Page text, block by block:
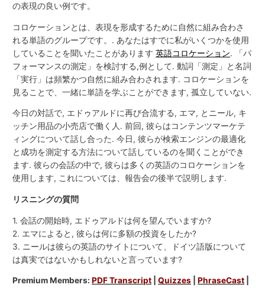
の表現の良い例です。
コロケーションとは、表現を形成するために自然に組み合わさ
れる単語のグループです。. あなたはすでに私がいくつかを使用
していることを聞いたことがあります英語コロケーション. 「パ
フォーマンスの測定」を検討する,例として. 動詞「測定」と名詞
「実行」は頻繁かつ自然に組み合わされます. コロケーションを
見ることで、一緒に単語を学ぶことができます, 孤立していない.
今日の対話で, エドゥアルドに再び合流する, エマ, とニール, キ
ッチン用品の小売店で働く人. 前回, 彼らはコンテンツマーケテ
ィングについて話し合った. 今日, 彼らが検索エンジンの最適化
と成功を測定する方法について話しているのを聞くことができ
ます. 彼らの会話の中で, 彼らは多くの英語のコロケーションを
使用します, これについては、報告会の後半で説明します.
リスニングの質問
1. 会話の開始時, エドゥアルドは何を望んでいますか?
2. エマによると, 彼らは何に多額の投資をしたか?
3. ニールは彼らの英語のサイトについて、ドイツ語版について
は真実ではないかもしれないと言っています?
Premium Members:PDF Transcript |Quizzes |PhraseCast